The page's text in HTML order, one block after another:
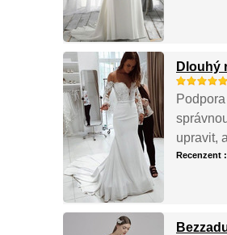
Dlouhý
upravit,
Recenzent